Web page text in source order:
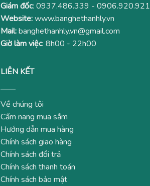
Giám đốc: 0937.486.339 - 0906.920.921
Website:www.banghethanhly.vn
Mail:banghethanhly.vn@gmail.com
Giờ làm việc: 8h00 - 22h00
LIÊN KẾT
Về chúng tôi
Cẩm nang mua sắm
Hướng dẫn mua hàng
Chính sách giao hàng
Chính sách đổi trả
Chính sách thanh toán
Chính sách bảo mật